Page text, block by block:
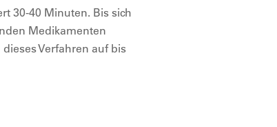
30-40 Minuten. Bis sich
Medikamenten
Verfahren auf bis